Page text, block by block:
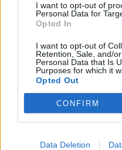
I want to opt-out of
Personal Data for
Opted In
I want to opt-out of
Retention, Sale, and/
Personal Data that Is
Purposes for which it
Opted Out
CONFIRM
Data Deletion